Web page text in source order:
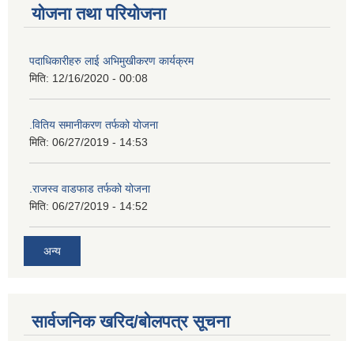
योजना तथा परियोजना
पदाधिकारीहरु लाई अभिमुखीकरण कार्यक्रम
मिति: 12/16/2020 - 00:08
.वितिय समानीकरण तर्फको योजना
मिति: 06/27/2019 - 14:53
.राजस्व वाडफाड तर्फको योजना
मिति: 06/27/2019 - 14:52
अन्य
सार्वजनिक खरिद/बोलपत्र सूचना